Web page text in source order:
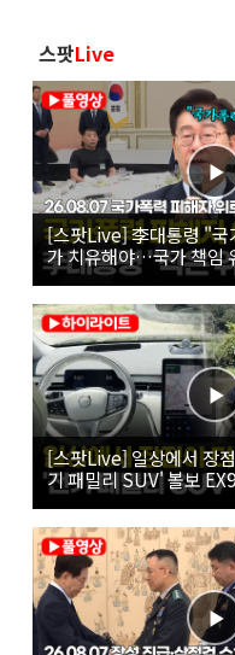
스팟Live
[스팟Live] 李대통령 "국
가 치유해야…국가 책임
26.08.07 국가폭력 피해
[스팟Live] 일상에서 장
기 패밀리 SUV' 볼보